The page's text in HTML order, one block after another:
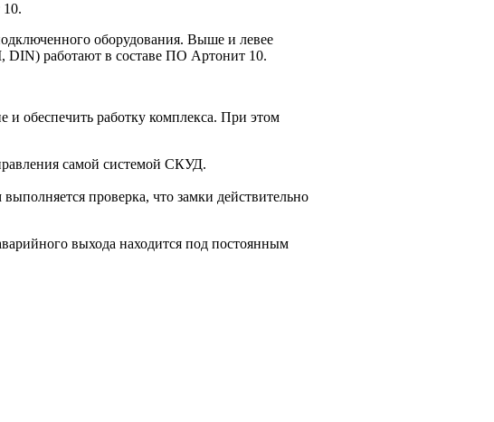
оборудования. Выше и левее
работают в составе ПО Артонит 10.
обеспечить работку комплекса. При этом
самой системой СКУД.
проверка, что замки действительно
выхода находится под постоянным